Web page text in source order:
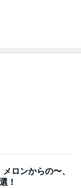
ロンからの〜、
！